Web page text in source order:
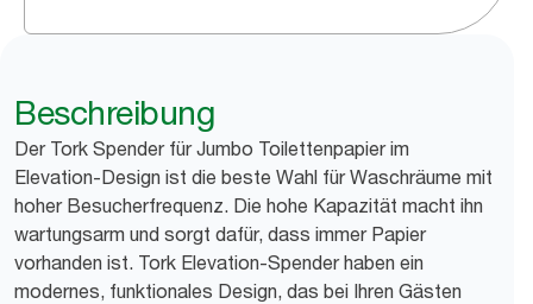
Beschreibung
Der Tork Spender für Jumbo Toilettenpapier im
Elevation-Design ist die beste Wahl für Waschräume mit
hoher Besucherfrequenz. Die hohe Kapazität macht ihn
wartungsarm und sorgt dafür, dass immer Papier
vorhanden ist. Tork Elevation-Spender haben ein
modernes, funktionales Design, das bei Ihren Gästen